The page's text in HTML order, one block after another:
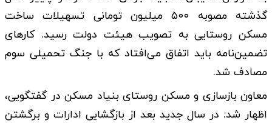
گذشته مصوبه ۵۰۰ میلیون تومانی تسهیلات ساخت
مسکن روستایی به تصویب هیئت دولت رسید. کارهای
تضمین‌نامه باید اتفاق می‌افتاد که با جنگ تحمیلی سوم
مصادف شد.
معاون بازسازی و مسکن روستای بنیاد مسکن در گفتگویی،
اظهار شد: در سال جدید بعد از بازگشایی ادارات و برگشتن